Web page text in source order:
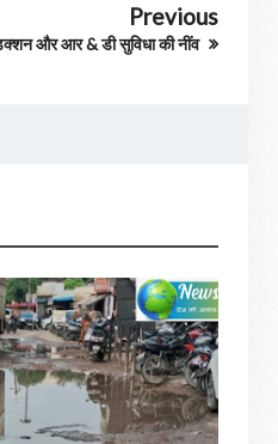
Previous
और आर & डी सुविधा की नींव